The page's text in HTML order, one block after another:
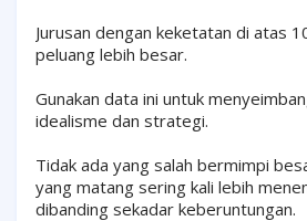
Jurusan dengan keketatan di atas
peluang lebih besar.
Gunakan data ini untuk
idealisme dan strategi.
Tidak ada yang salah bermimpi
yang matang sering kali lebih
dibanding sekadar keberuntungan.